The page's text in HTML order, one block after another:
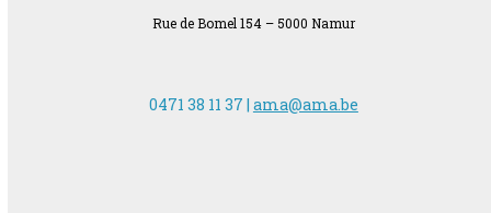
Rue de Bomel 154 – 5000 Namur
0471 38 11 37 | ama@ama.be